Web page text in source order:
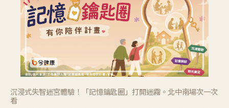
沉浸式失智迷宮體驗！「記憶鑰匙圈」打開迷霧。北中南場次一次
看